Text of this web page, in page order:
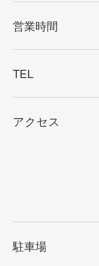
営業時間
TEL
アクセス
駐車場